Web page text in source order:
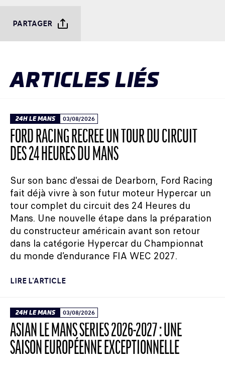
PARTAGER
ARTICLES LIÉS
24H LE MANS 03/08/2026
FORD RACING RECRÉE UN TOUR DU CIRCUIT
DES 24 HEURES DU MANS
Sur son banc d'essai de Dearborn, Ford Racing
fait déjà vivre à son futur moteur Hypercar un
tour complet du circuit des 24 Heures du
Mans. Une nouvelle étape dans la préparation
du constructeur américain avant son retour
dans la catégorie Hypercar du Championnat
du monde d’endurance FIA WEC 2027.
LIRE L'ARTICLE
24H LE MANS 03/08/2026
ASIAN LE MANS SERIES 2026-2027 : UNE
SAISON EUROPÉENNE EXCEPTIONNELLE